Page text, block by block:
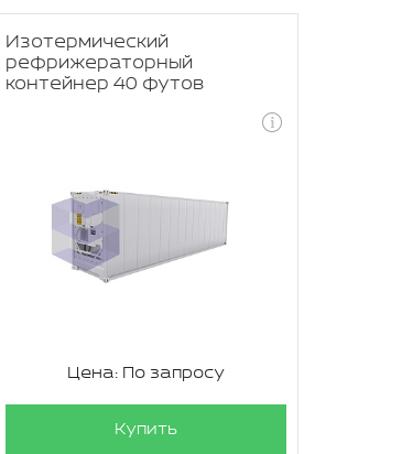
Изотермический
рефрижераторный
контейнер 40 футов
Цена: По запросу
Купить